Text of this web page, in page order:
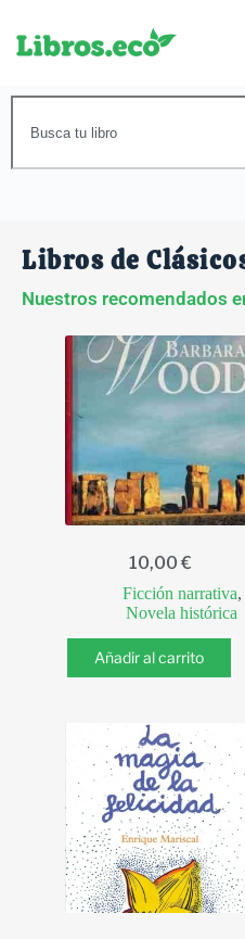
Libros de
Nuestros recomendados
10,00 €
Ficción narrativa,
Novela histórica
Añadir al carrito